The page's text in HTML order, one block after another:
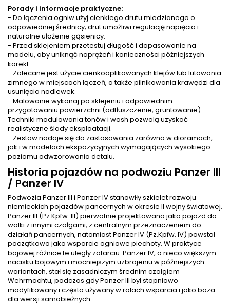
Porady i informacje praktyczne:
- Do łączenia ogniw użyj cienkiego drutu miedzianego o
odpowiedniej średnicy; drut umożliwi regulację napięcia i
naturalne ułożenie gąsienicy.
- Przed sklejeniem przetestuj długość i dopasowanie na
modelu, aby uniknąć naprężeń i konieczności późniejszych
korekt.
- Zalecane jest użycie cienkoaplikowanych klejów lub lutowania
zimnego w miejscach łączeń, a także pilnikowania krawędzi dla
usunięcia nadlewek.
- Malowanie wykonaj po sklejeniu i odpowiednim
przygotowaniu powierzchni (odtłuszczenie, gruntowanie).
Techniki modulowania tonów i wash pozwolą uzyskać
realistyczne ślady eksploatacji.
- Zestaw nadaje się do zastosowania zarówno w dioramach,
jak i w modelach ekspozycyjnych wymagających wysokiego
poziomu odwzorowania detalu.
Historia pojazdów na podwoziu Panzer III
/ Panzer IV
Podwozia Panzer III i Panzer IV stanowiły szkielet rozwoju
niemieckich pojazdów pancernych w okresie II wojny światowej.
Panzer III (Pz.Kpfw. III) pierwotnie projektowano jako pojazd do
walki z innymi czołgami, z centralnym przeznaczeniem do
działań pancernych, natomiast Panzer IV (Pz.Kpfw. IV) powstał
początkowo jako wsparcie ogniowe piechoty. W praktyce
bojowej różnice te uległy zatarciu: Panzer IV, o nieco większym
nacisku bojowym i mocniejszym uzbrojeniu w późniejszych
wariantach, stał się zasadniczym średnim czołgiem
Wehrmachtu, podczas gdy Panzer III był stopniowo
modyfikowany i często używany w rolach wsparcia i jako baza
dla wersji samobieżnych.